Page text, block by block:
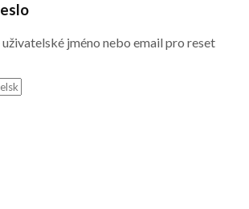
jméno nebo email pro reset